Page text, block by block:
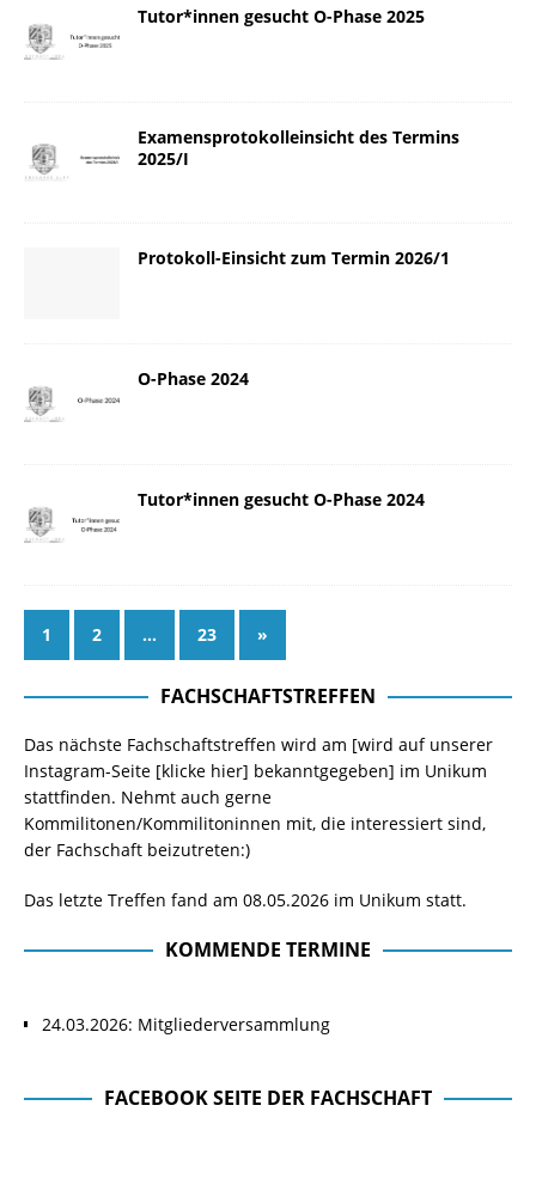
Tutor*innen gesucht O-Phase 2025
Examensprotokolleinsicht des Termins
2025/I
Protokoll-Einsicht zum Termin 2026/1
O-Phase 2024
Tutor*innen gesucht O-Phase 2024
1 2 … 23 »
FACHSCHAFTSTREFFEN
Das nächste Fachschaftstreffen wird am [wird auf unserer
Instagram-Seite [klicke hier] bekanntgegeben] im Unikum
stattfinden. Nehmt auch gerne
Kommilitonen/Kommilitoninnen mit, die interessiert sind,
der Fachschaft beizutreten:)
Das letzte Treffen fand am 08.05.2026 im Unikum statt.
KOMMENDE TERMINE
24.03.2026: Mitgliederversammlung
FACEBOOK SEITE DER FACHSCHAFT